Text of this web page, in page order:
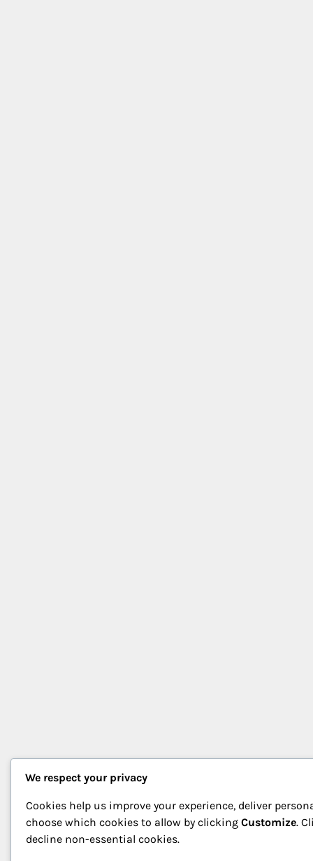
We respect your privacy
Cookies help us improve your experience, deliver
choose which cookies to allow by clicking Customize.
decline non-essential cookies.